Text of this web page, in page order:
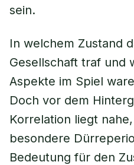
sein.
In welchem Zustand
Gesellschaft traf und
Aspekte im Spiel
Doch vor dem
Korrelation liegt
besondere
Bedeutung für den